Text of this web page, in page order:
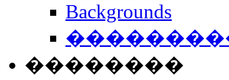
Backgrounds
��������